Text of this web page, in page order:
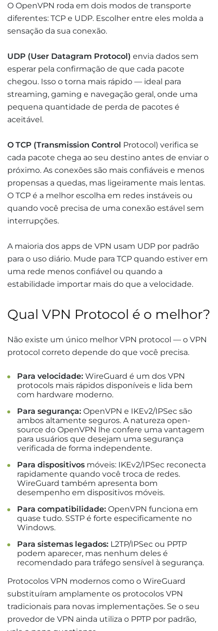
O OpenVPN roda em dois modos de transporte
diferentes: TCP e UDP. Escolher entre eles molda a
sensação da sua conexão.
UDP (User Datagram Protocol) envia dados sem
esperar pela confirmação de que cada pacote
chegou. Isso o torna mais rápido — ideal para
streaming, gaming e navegação geral, onde uma
pequena quantidade de perda de pacotes é
aceitável.
O TCP (Transmission Control Protocol) verifica se
cada pacote chega ao seu destino antes de enviar o
próximo. As conexões são mais confiáveis e menos
propensas a quedas, mas ligeiramente mais lentas.
O TCP é a melhor escolha em redes instáveis ou
quando você precisa de uma conexão estável sem
interrupções.
A maioria dos apps de VPN usam UDP por padrão
para o uso diário. Mude para TCP quando estiver em
uma rede menos confiável ou quando a
estabilidade importar mais do que a velocidade.
Qual VPN Protocol é o melhor?
Não existe um único melhor VPN protocol — o VPN
protocol correto depende do que você precisa.
Para velocidade: WireGuard é um dos VPN
protocols mais rápidos disponíveis e lida bem
com hardware moderno.
Para segurança: OpenVPN e IKEv2/IPSec são
ambos altamente seguros. A natureza open-
source do OpenVPN lhe confere uma vantagem
para usuários que desejam uma segurança
verificada de forma independente.
Para dispositivos móveis: IKEv2/IPSec reconecta
rapidamente quando você troca de redes.
WireGuard também apresenta bom
desempenho em dispositivos móveis.
Para compatibilidade: OpenVPN funciona em
quase tudo. SSTP é forte especificamente no
Windows.
Para sistemas legados: L2TP/IPSec ou PPTP
podem aparecer, mas nenhum deles é
recomendado para tráfego sensível à segurança.
Protocolos VPN modernos como o WireGuard
substituíram amplamente os protocolos VPN
tradicionais para novas implementações. Se o seu
provedor de VPN ainda utiliza o PPTP por padrão,